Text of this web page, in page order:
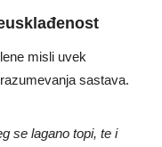
misli uvek
sastava.
se lagano topi, te i